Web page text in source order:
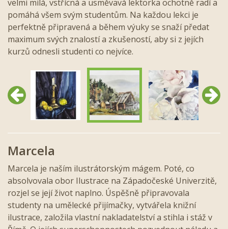
velmi milá, vstřícná a usměvavá lektorka ochotně radí a
pomáhá všem svým studentům. Na každou lekci je
perfektně připravená a během výuky se snaží předat
maximum svých znalostí a zkušeností, aby si z jejích
kurzů odnesli studenti co nejvíce.
Předchozí Další
Marcela
Marcela je naším ilustrátorským mágem. Poté, co
absolvovala obor Ilustrace na Západočeské Univerzitě,
rozjel se její život naplno. Úspěšně připravovala
studenty na umělecké přijímačky, vytvářela knižní
ilustrace, založila vlastní nakladatelství a stihla i stáž v